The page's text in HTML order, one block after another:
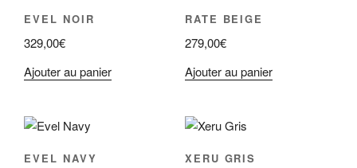
EVEL NOIR
329,00€
Ajouter au panier
RATE BEIGE
279,00€
Ajouter au panier
EVEL NAVY XERU GRIS